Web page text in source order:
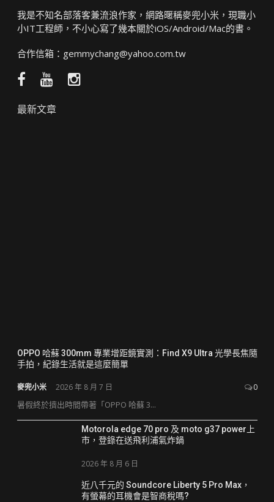
我是不知名部落客兼流浪作家，網路暱稱麥兜小米，現職小
小IT工程師，不小心寫了幾本關於iOS/Android/Mac的書。
合作信箱： gemmychang@yahoo.com.tw
Facebook
團
YouTube
頻
Instagram
最新文章
OPPO 哈蘇 300mm 專業增距鏡實測：Find X9 Ultra 光學長焦隨
手拍，紀錄生活就是這麼簡單
麥兜小米 2026 年 8 月 7 日 0
暑假終於擠出時間帶著「OPPO 哈蘇 3...
Motorola edge 70 pro 及 moto g37 power上
市，登錄在送飛利浦氣炸鍋
2026 年 8 月 6 日
近八千元的 Soundcore Liberty 5 Pro Max，
有螢幕的耳機會是智商稅嗎?